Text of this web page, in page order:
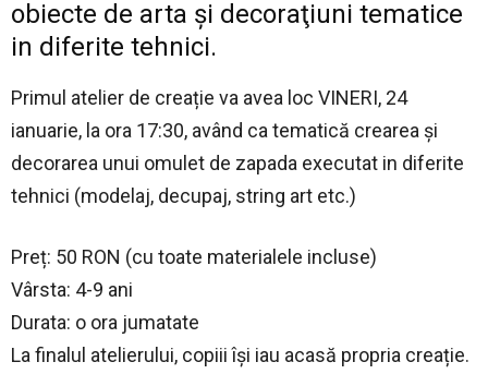
obiecte de arta şi decoraţiuni tematice
in diferite tehnici.
Primul atelier de creație va avea loc VINERI, 24
ianuarie, la ora 17:30, având ca tematică crearea și
decorarea unui omulet de zapada executat in diferite
tehnici (modelaj, decupaj, string art etc.)
Preț: 50 RON (cu toate materialele incluse)
Vârsta: 4-9 ani
Durata: o ora jumatate
La finalul atelierului, copiii își iau acasă propria creație.